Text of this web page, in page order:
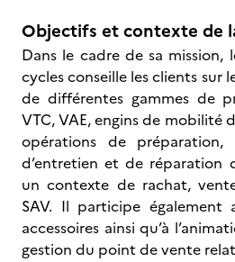
Objectifs et contexte de
Dans le cadre de sa mission,
cycles conseille les clients sur
de différentes gammes de
VTC, VAE, engins de mobilité
opérations de préparation,
d’entretien et de réparation
un contexte de rachat,
SAV. Il participe également
accessoires ainsi qu’à
gestion du point de vente